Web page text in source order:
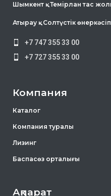
Шымкент қ . Темірлан тас
Атырау қ . Солтүстік
+7 747 355 33 00
+7 727 355 33 00
Компания
Каталог
Компания туралы
Лизинг
Баспасөз орталығы
Ақпарат